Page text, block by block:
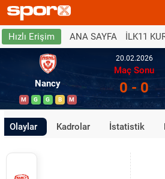
Hızlı Erişim ANA SAYFA İLK11
Nancy
M G G B M
20.02.2026
Maç Sonu
0 - 0
Olaylar Kadrolar İstatistik